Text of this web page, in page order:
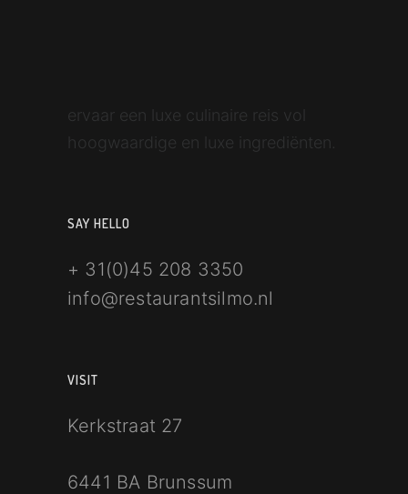
ervaar een luxe culinaire reis vol
hoogwaardige en luxe ingrediënten.
SAY HELLO
+ 31(0)45 208 3350
info@restaurantsilmo.nl
VISIT
Kerkstraat 27
6441 BA Brunssum